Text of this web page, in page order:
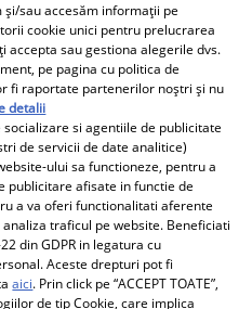
Înghețată de pepene
roșu - desertul verii
pentru toată familia
sau accesăm informații pe
cookie unici pentru prelucrarea
accepta sau gestiona alegerile dvs.
pe pagina cu politica de
fi raportate partenerilor noștri și nu
detalii
si agentiile de publicitate
de servicii de date analitice)
ului sa functioneze, pentru a
publicitare afisate in functie de
a va oferi functionalitati aferente
traficul pe website. Beneficiati
din GDPR in legatura cu
Aceste drepturi pot fi
aici. Prin click pe “ACCEPT TOATE”,
de tip Cookie, care implica